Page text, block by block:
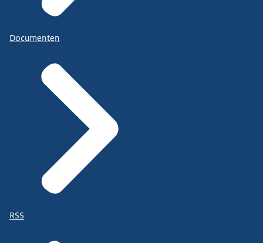
Documenten
RSS